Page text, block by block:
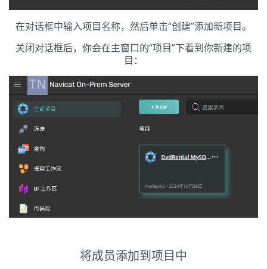
在对话框中输入项目名称，然后单击“创建”添加新项目。
关闭对话框后，你会在主窗口的“项目”下看到你新建的项
目：
将成员添加到项目中